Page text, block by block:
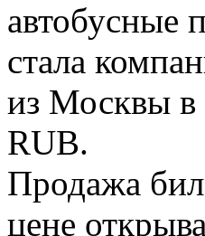
автобусные
стала
из Москвы в
RUB.
Продажа
цене